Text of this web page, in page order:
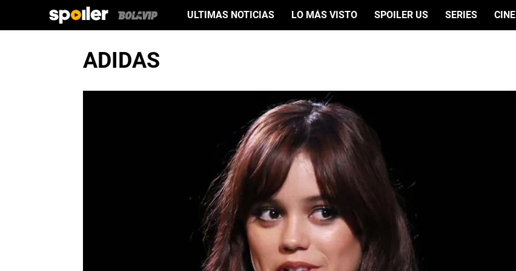
ULTIMAS NOTICIAS LO MÁS VISTO SPOILER US SERIES CINE
ADIDAS